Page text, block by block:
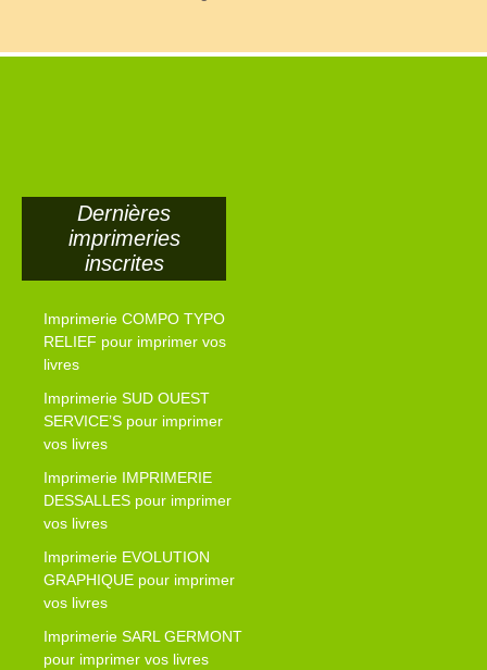
Dernières
imprimeries
inscrites
Imprimerie COMPO TYPO
RELIEF pour imprimer vos
livres
Imprimerie SUD OUEST
SERVICE’S pour imprimer
vos livres
Imprimerie IMPRIMERIE
DESSALLES pour imprimer
vos livres
Imprimerie EVOLUTION
GRAPHIQUE pour imprimer
vos livres
Imprimerie SARL GERMONT
pour imprimer vos livres